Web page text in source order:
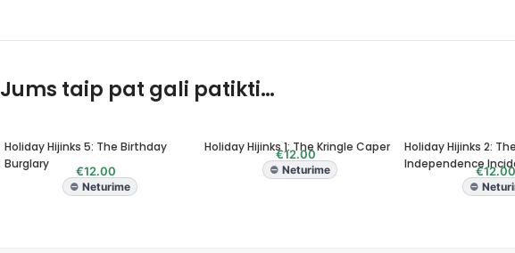
Jums taip pat gali patikti…
Holiday Hijinks 5: The Birthday
Burglary
€12.00
Neturime
Holiday Hijinks 1: The Kringle Caper
€12.00
Neturime
Holiday Hijinks 2: The
Independence
€